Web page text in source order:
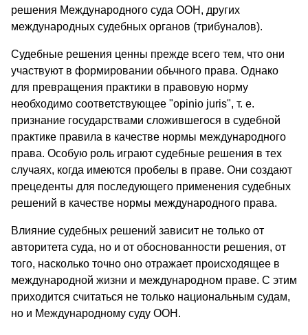
решения Международного суда ООН, других
международных судебных органов (трибуналов).
Судебные решения ценны прежде всего тем, что они
участвуют в формировании обьчного права. Однако
для превращения практики в правовую норму
необходимо соответствующее "opinio juris", т. е.
признание государствами сложившегося в судебной
практике правила в качестве нормы международного
права. Особую роль играют судебные решения в тех
случаях, когда имеются пробелы в праве. Они создают
прецеденты для последующего применения судебных
решений в качестве нормы международного права.
Влияние судебных решений зависит не только от
авторитета суда, но и от обоснованности решения, от
того, насколько точно оно отражает происходящее в
международной жизни и международном праве. С этим
приходится считаться не только национальным судам,
но и Международному суду ООН.